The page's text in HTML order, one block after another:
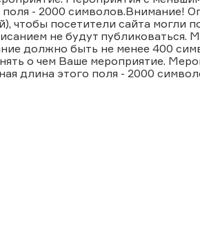
- 2000 символов.Внимание!
чтобы посетители сайта могли
не будут публиковаться.
должно быть не менее 400
о чем Ваше мероприятие.
длина этого поля - 2000